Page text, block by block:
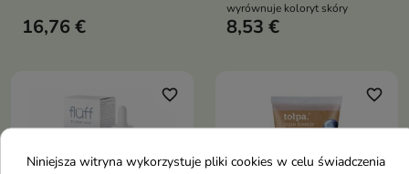
wygładzić skórę i zredukować
niedoskonałości
16,76 €
wyrównuje koloryt skóry
8,53 €
favorite_border favorite_border
Niniejsza witryna wykorzystuje pliki cookies w celu świadczenia